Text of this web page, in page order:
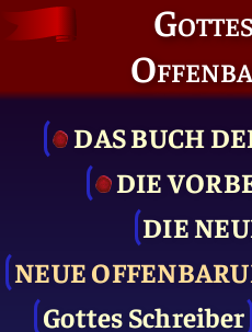
DAS BUCH
DIE
DIE
NEUE
Gottes Schreiber